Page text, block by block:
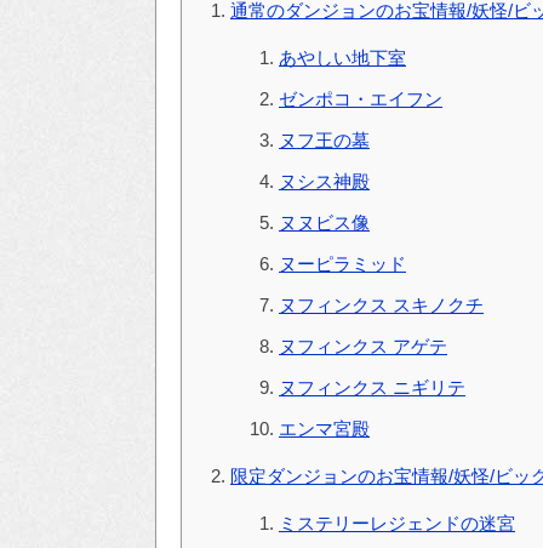
通常のダンジョンのお宝情報/妖怪/ビ
あやしい地下室
ゼンポコ・エイフン
ヌフ王の墓
ヌシス神殿
ヌヌビス像
ヌーピラミッド
ヌフィンクス スキノクチ
ヌフィンクス アゲテ
ヌフィンクス ニギリテ
エンマ宮殿
限定ダンジョンのお宝情報/妖怪/ビッ
ミステリーレジェンドの迷宮